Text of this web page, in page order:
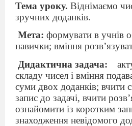
Тема уроку. Віднімаємо
зручних доданків.
Мета: формувати в учнів
навички; вміння
Дидактична задача:
складу чисел і вміння
суми двох доданків; вчити
запис до задачі, вчити
ознайомити із коротким
знаходження невідомого